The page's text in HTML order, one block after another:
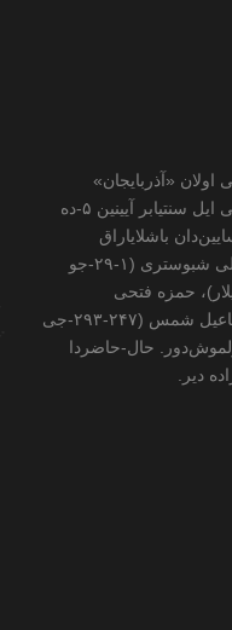
«آذربایجان»
روزنامه‌سی نین بیرینجی سایی ۱۹۴۵-جی ایل سنتیابر آیینین ۵-ده
باشلایاراق
آذربایجان دیلین‌ده بوراخیلیردی. حاجی علی شبوستری (۱-۲۹-جو
(۹۸-۱۵۱-جی سایلار)، حمزه فتحی
خوشگینابی (۱۵۲-۲۴۶-جی سایلار)، اسماعیل شمس (۲۴۷-۲۹۳-جی
حال-حاضردا
‌دیر.